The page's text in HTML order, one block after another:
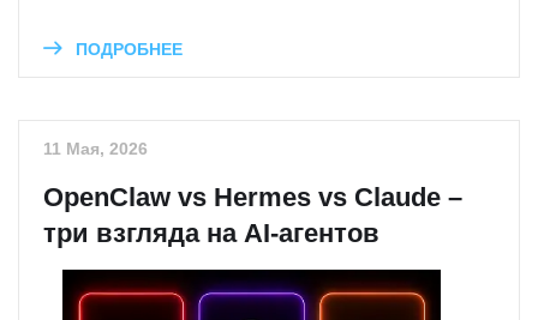
ПОДРОБНЕЕ
11 Мая, 2026
OpenClaw vs Hermes vs Claude –
три взгляда на AI-агентов